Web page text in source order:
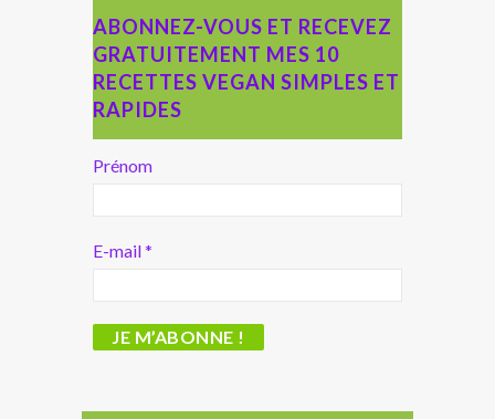
ABONNEZ-VOUS ET RECEVEZ
GRATUITEMENT MES 10
RECETTES VEGAN SIMPLES ET
RAPIDES
Prénom
E-mail*